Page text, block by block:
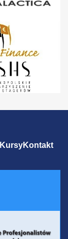
KursyKontakt